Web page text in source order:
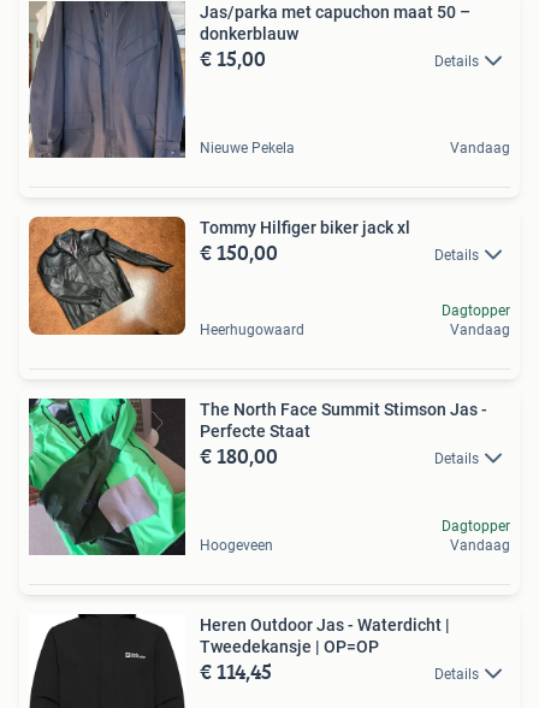
Jas/parka met capuchon maat 50 –
donkerblauw
€ 15,00 Details
Nieuwe Pekela Vandaag
Tommy Hilfiger biker jack xl
€ 150,00 Details
Heerhugowaard
Dagtopper
Vandaag
The North Face Summit Stimson Jas -
Perfecte Staat
€ 180,00 Details
Hoogeveen
Dagtopper
Vandaag
Heren Outdoor Jas - Waterdicht |
Tweedekansje | OP=OP
€ 114,45 Details